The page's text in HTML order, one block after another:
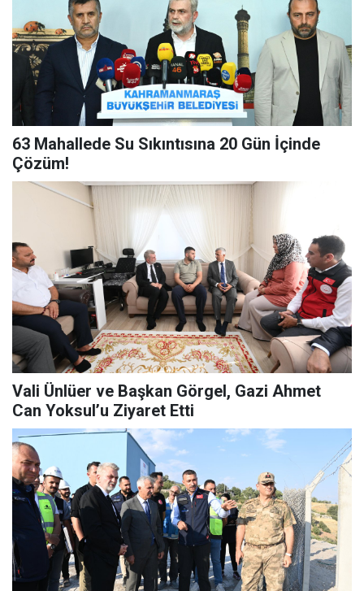
63 Mahallede Su Sıkıntısına 20 Gün İçinde
Çözüm!
Vali Ünlüer ve Başkan Görgel, Gazi Ahmet
Can Yoksul’u Ziyaret Etti